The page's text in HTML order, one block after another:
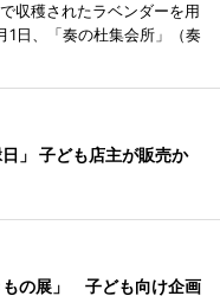
収穫されたラベンダーを用
日、「奏の杜集会所」（奏
」 子ども店主が販売か
もの展」 子ども向け企画